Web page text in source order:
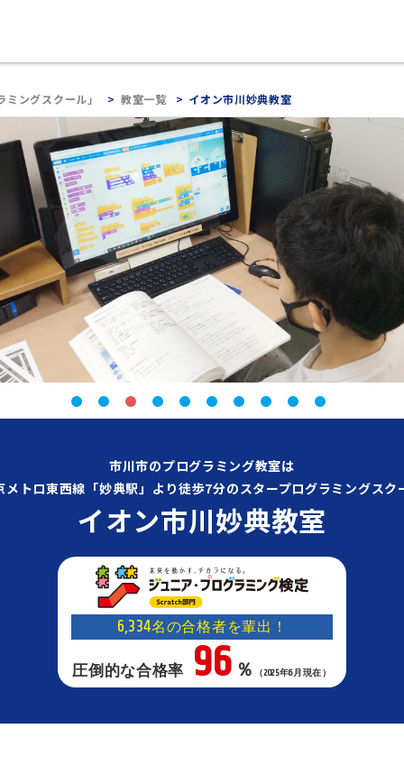
ングスクール」 教室一覧 イオン市川妙典教室
市川市のプログラミング教室は
メトロ東西線「妙典駅」より徒歩7分のスタープログラミングスク
イオン市川妙典教室
6,334名の合格者を輩出！
圧倒的な合格率 96 ％ （2025年6月現在）